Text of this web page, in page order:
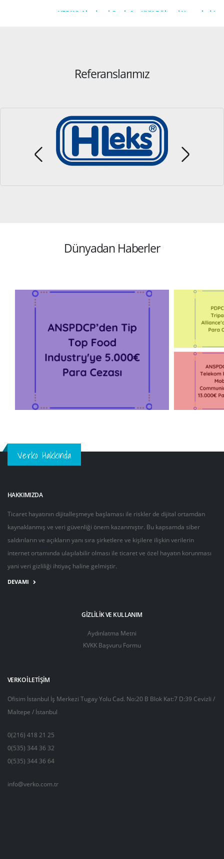
VERKO Akademi Ocak Ayı KVK Bülteni Yayımladı!
VERKO Akademi Kişisel Verilerin Saklanmasında
Bilimsel Amaçlı Sağlık Verisi İşleme İçin Avrupa
Veri Koruma Kurulu’nun Yayımladığı Rehber
VERKO Akademi Tarafından Türkçeye Çevrildi
Referanslarımız
Dünyadan Haberler
Verko Hakkında
HAKKIMIZDA
Ticaret hayatının dijitalleşmeye başlaması ile riskler de dijital ortamdan
kaynaklanmış ve veri güvenliği önem kazanmıştır. Bu kapsamda siber
saldırıların ve açıkların yanı sıra şirketlere ve kişilere ilişkin verilerin
internet ortamında ulaşılabilir olması ile ticaret ve özel hayatın korunması
yani veri gizliliği ihtiyaç haline gelmiştir.
DEVAMI
GIZLILIK VE KULLANIM
Aydınlatma Metni
KVKK Başvuru Formu
VERKO İLETIŞIM
Ofisim İstanbul İş Merkezi Tugay Yolu Cad. No:20 B Blok Kat:7 D:39 Cevizli /
Maltepe / İstanbul
0(216) 418 21 25
0(535) 344 36 32
0(535) 344 36 64
info@verko.com.tr